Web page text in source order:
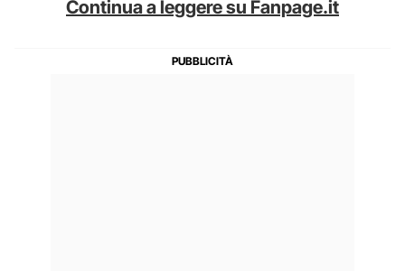
Continua a leggere su Fanpage.it